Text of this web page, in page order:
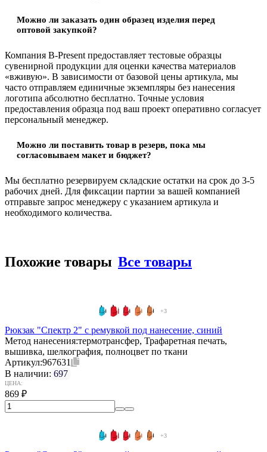
Можно ли заказать один образец изделия перед
оптовой закупкой?
Компания B-Present предоставляет тестовые образцы
сувенирной продукции для оценки качества материалов
«вживую». В зависимости от базовой цены артикула, мы
часто отправляем единичные экземпляры без нанесения
логотипа абсолютно бесплатно. Точные условия
предоставления образца под ваш проект оперативно согласует
персональный менеджер.
Можно ли поставить товар в резерв, пока мы
согласовываем макет и бюджет?
Мы бесплатно резервируем складские остатки на срок до 3-5
рабочих дней. Для фиксации партии за вашей компанией
отправьте запрос менеджеру с указанием артикула и
необходимого количества.
Похожие товары Все товары
+3
Рюкзак "Спектр 2" с ремувкой под нанесение, синий
Метод нанесения:термотрансфер, Трафаретная печать,
вышивка, шелкография, полноцвет по ткани
Артикул:967631
В наличии: 697
ЦЕНА:
869 ₽
+3